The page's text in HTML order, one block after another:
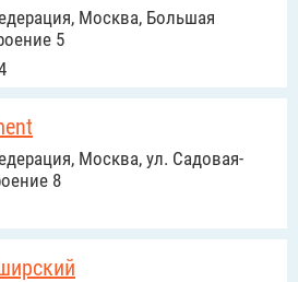
Москва, Большая
5
Москва, ул. Садовая-
8